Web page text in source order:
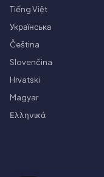
Tiếng Việt
Українська
Čeština
Slovenčina
Hrvatski
Magyar
Ελληνικά